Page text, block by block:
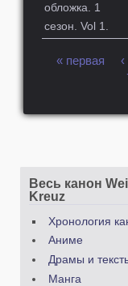
обложка. 1
сезон. Vol 1.
« первая
Весь канон
Kreuz
Хронология
Аниме
Драмы и
Манга